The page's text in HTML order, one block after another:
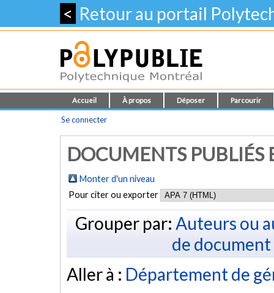
< Retour au portail
Accueil À propos Déposer Parcourir
Se connecter
DOCUMENTS PUBLIÉS
Monter d'un niveau
Pour citer ou exporter
Grouper par: Auteurs ou
de document
Aller à : Département de